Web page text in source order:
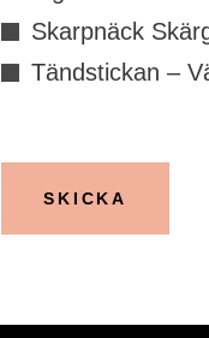
Skarpnäck
Tändstickan –
SKICKA